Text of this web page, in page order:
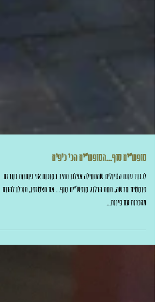
סופש"ים סוף...הסופש"ים הכי כיפים
פוסטים חדשה, תחת הבלוג סופש"ים סוף... אם תצטרפו, תוכלו להנות
מהכרות עם פינות...